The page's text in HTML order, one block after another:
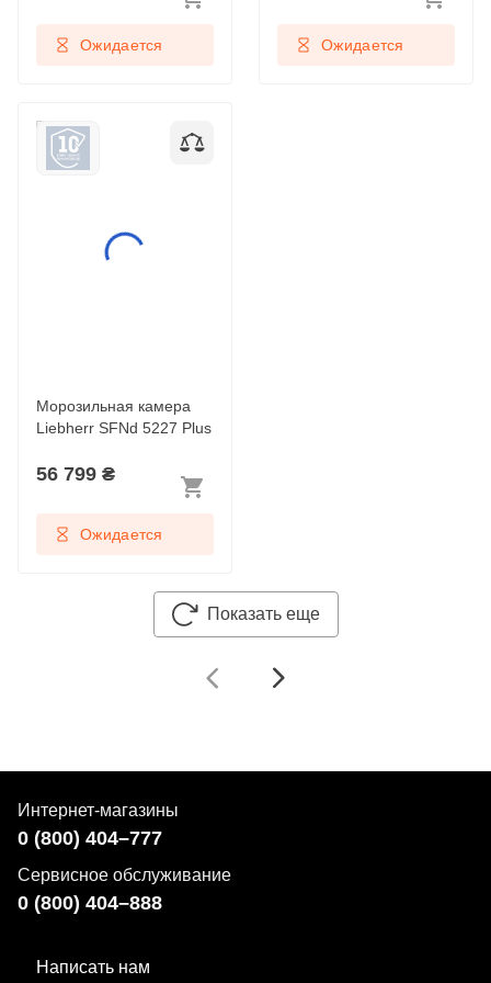
Ожидается Ожидается
Морозильная камера
Liebherr SFNd 5227
Морозильная камера
Liebherr SFNd 5227 Plus
56 799 ₴
Ожидается
Показать еще
Интернет-магазины
0 (800) 404–777
Сервисное обслуживание
0 (800) 404–888
Написать нам